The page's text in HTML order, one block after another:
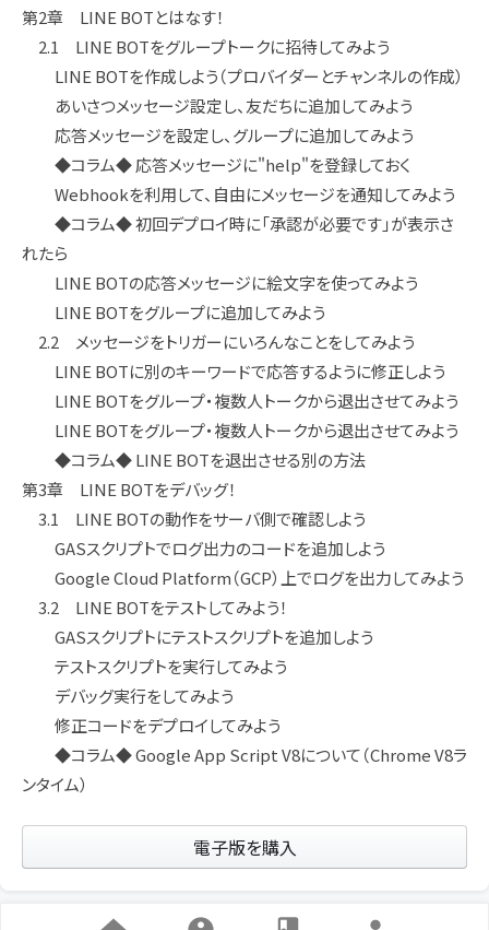
第2章 LINE BOTとはなす！
2.1 LINE BOTをグループトークに招待してみよう
LINE BOTを作成しよう（プロバイダーとチャンネルの作成）
あいさつメッセージ設定し、友だちに追加してみよう
応答メッセージを設定し、グループに追加してみよう
◆コラム◆ 応答メッセージに"help"を登録しておく
Webhookを利用して、自由にメッセージを通知してみよう
◆コラム◆ 初回デプロイ時に「承認が必要です」が表示さ
れたら
LINE BOTの応答メッセージに絵文字を使ってみよう
LINE BOTをグループに追加してみよう
2.2 メッセージをトリガーにいろんなことをしてみよう
LINE BOTに別のキーワードで応答するように修正しよう
LINE BOTをグループ・複数人トークから退出させてみよう
LINE BOTをグループ・複数人トークから退出させてみよう
◆コラム◆ LINE BOTを退出させる別の方法
第3章 LINE BOTをデバッグ！
3.1 LINE BOTの動作をサーバ側で確認しよう
GASスクリプトでログ出力のコードを追加しよう
Google Cloud Platform（GCP）上でログを出力してみよう
3.2 LINE BOTをテストしてみよう！
GASスクリプトにテストスクリプトを追加しよう
テストスクリプトを実行してみよう
デバッグ実行をしてみよう
修正コードをデプロイしてみよう
◆コラム◆ Google App Script V8について（Chrome V8ラ
ンタイム）
電子版を購入